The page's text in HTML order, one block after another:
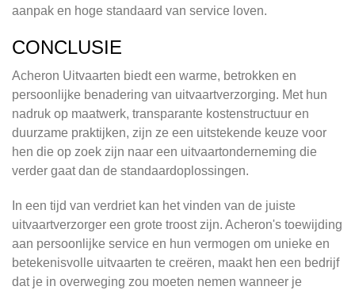
aanpak en hoge standaard van service loven.
CONCLUSIE
Acheron Uitvaarten biedt een warme, betrokken en
persoonlijke benadering van uitvaartverzorging. Met hun
nadruk op maatwerk, transparante kostenstructuur en
duurzame praktijken, zijn ze een uitstekende keuze voor
hen die op zoek zijn naar een uitvaartonderneming die
verder gaat dan de standaardoplossingen.
In een tijd van verdriet kan het vinden van de juiste
uitvaartverzorger een grote troost zijn. Acheron's toewijding
aan persoonlijke service en hun vermogen om unieke en
betekenisvolle uitvaarten te creëren, maakt hen een bedrijf
dat je in overweging zou moeten nemen wanneer je